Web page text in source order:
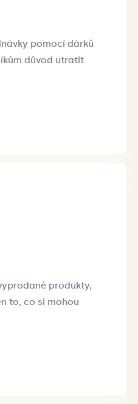
pomocí dárků
důvod utratit
produkty,
to, co si mohou